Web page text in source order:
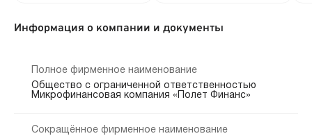
Информация о компании и документы
Полное фирменное наименование
Общество с ограниченной ответственностью
Микрофинансовая компания «Полет Финанс»
Сокращённое фирменное наименование